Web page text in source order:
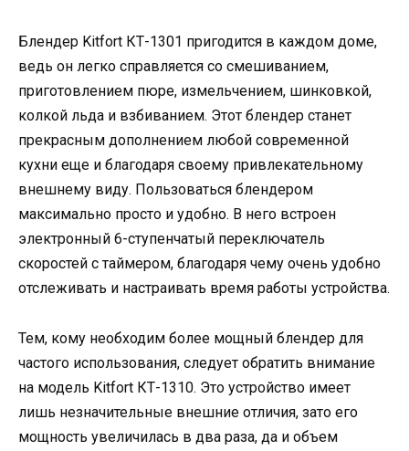
Блендер Kitfort КТ-1301 пригодится в каждом доме,
ведь он легко справляется со смешиванием,
приготовлением пюре, измельчением, шинковкой,
колкой льда и взбиванием. Этот блендер станет
прекрасным дополнением любой современной
кухни еще и благодаря своему привлекательному
внешнему виду. Пользоваться блендером
максимально просто и удобно. В него встроен
электронный 6-ступенчатый переключатель
скоростей с таймером, благодаря чему очень удобно
отслеживать и настраивать время работы устройства.
Тем, кому необходим более мощный блендер для
частого использования, следует обратить внимание
на модель Kitfort КТ-1310. Это устройство имеет
лишь незначительные внешние отличия, зато его
мощность увеличилась в два раза, да и объем